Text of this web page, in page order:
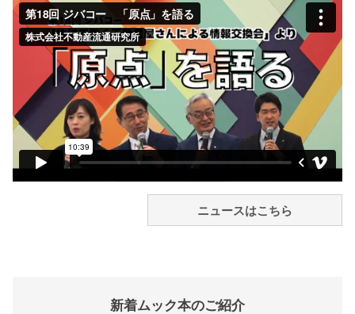
ニュースはこちら
新着ムック本のご紹介